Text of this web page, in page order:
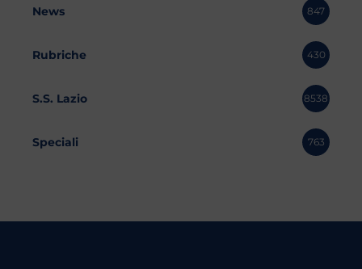
News 847
Rubriche 430
S.S. Lazio 8538
Speciali 763